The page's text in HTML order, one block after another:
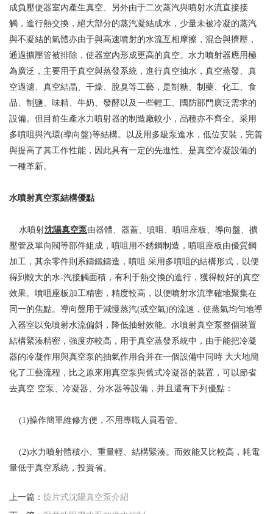
成負壓使器室內產生真空、另外由于二次蒸汽與噴射水流直接接
觸，進行熱交換，絕大部分的蒸汽凝結成水，少量未被冷凝的蒸汽
與不凝結的氣體亦由于與高速噴射的水流互相摩擦，混合與擠壓，
通過擴壓管被排除，使器室內形成更高的真空。水力噴射器應用極
為廣泛，主要用于真空與蒸發系統，進行真空抽水，真空蒸發、真
空過濾、真空結晶、干燥、脫臭等工藝，是制糖、制藥、化工、食
品、制鹽、味精、牛奶、發酵以及一些輕工、國防部門廣泛需求的
設備。但目前生產水力噴射器的制造廠較小，品種亦不齊全。采用
多噴咀與汽環(導向盤)等結構。以及用多級泵進水，低位安裝，完善
與提高了其工作性能，因此具有一定的先進性、是真空冷凝設備的
一種革新。
水噴射真空泵結構優點
水噴射沈陽真空泵由器體、器蓋、噴咀、噴咀座板、導向盤、擴
壓管及單向閥等部件組成，噴咀用不銹鋼制造，噴咀座板由優質鋼
加工，其余零件則系鑄鐵鑄造，噴咀 采用多噴咀的結構形式，以便
得到較大的水-汽接觸面積，有利于熱交換的進行，獲得較好的真空
效果。噴咀座板加工精密，精度較高，以便噴射水流準確地聚集在
同一的焦點。導向盤用于減慢蒸汽(或空氣)的流速，使蒸氣均勻地導
入器室以免噴射水流偏斜，降低抽射效能。水噴射真空泵整個裝置
結構緊湊精密，強度亦較高，用于真空蒸發系統中，由于能把冷凝
器的冷凝作用與真空泵的抽氣作用合并在一個設備中同時 大大地簡
化了工藝流程，比之原來用真空泵與舊式冷凝器的裝置，可以節省
去真空 空泵、冷凝器、分水器等設備，并且還有下列優點：
(1)操作簡單維修方便，不用專職人員看管。
(2)水力噴射體積小、重量輕、結構緊湊。而效能又比較高，耗電
量低于真空系統，投資省。
上一篇： 旋片式沈陽真空泵介紹